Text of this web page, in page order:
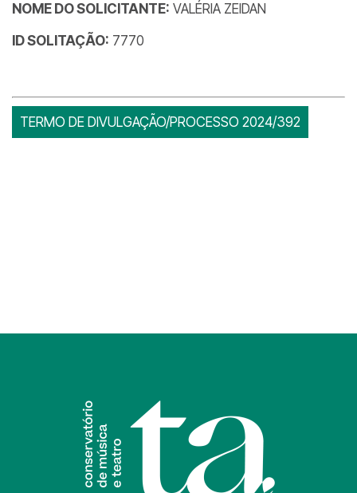
NOME DO SOLICITANTE: VALÉRIA ZEIDAN
ID SOLITAÇÃO: 7770
TERMO DE DIVULGAÇÃO/PROCESSO 2024/392